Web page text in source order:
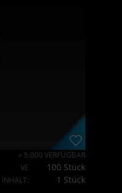
> 5.000 VERFÜGBAR
VE
100 Stück
INHALT: 1 Stück